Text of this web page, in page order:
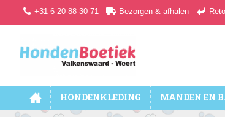
+31 6 20 88 30 71 Bezorgen & afhalen
HONDENKLEDING MANDEN EN